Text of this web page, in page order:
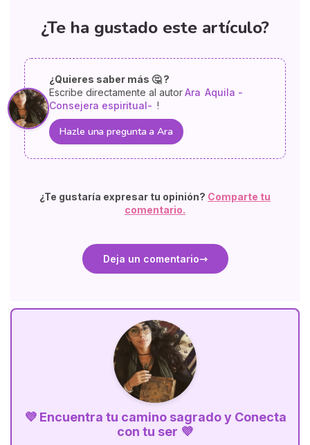
¿Te ha gustado este artículo?
¿Quieres saber más 🤔 ?
Escribe directamente al autorAra Aquila -
Consejera espiritual- !
Hazle una pregunta a Ara
¿Te gustaría expresar tu opinión? Comparte tu
comentario.
Deja un comentario
💜 Encuentra tu camino sagrado y Conecta
con tu ser 💜